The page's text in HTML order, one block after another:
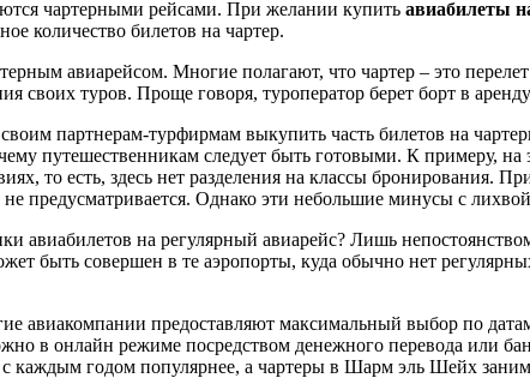
чартерными рейсами. При желании купить авиабилеты
количество билетов на чартер.
авиарейсом. Многие полагают, что чартер – это
своих туров. Проще говоря, туроператор берет борт в
партнерам-турфирмам выкупить часть билетов на
путешественникам следует быть готовыми. К примеру, на
то есть, здесь нет разделения на классы бронирования.
предусматривается. Однако эти небольшие минусы с
авиабилетов на регулярный авиарейс? Лишь
быть совершен в те аэропорты, куда обычно нет
авиакомпании предоставляют максимальный выбор по
в онлайн режиме посредством денежного перевода или
с каждым годом популярнее, а чартеры в Шарм эль Шейх